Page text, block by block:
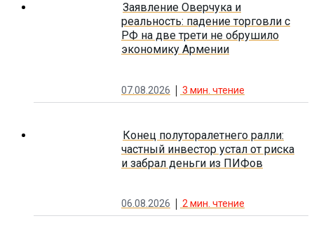
Заявление Оверчука и
реальность: падение торговли с
РФ на две трети не обрушило
экономику Армении
07.08.2026 3 мин. чтение
Конец полуторалетнего ралли:
частный инвестор устал от риска
и забрал деньги из ПИФов
06.08.2026 2 мин. чтение